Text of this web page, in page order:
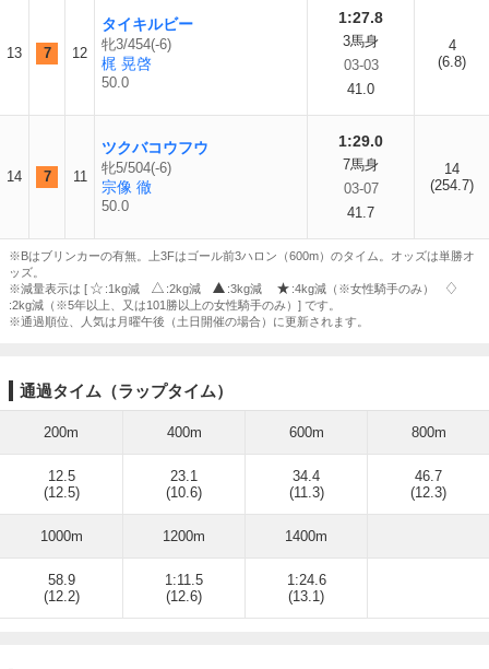
13 7 12
タイキルビー
牝3/454(-6)
梶 晃啓
50.0
1:27.8
3馬身
03-03
41.0
4
(6.8)
14 7 11
ツクバコウフウ
牝5/504(-6)
宗像 徹
50.0
1:29.0
7馬身
03-07
41.7
14
(254.7)
※Bはブリンカーの有無。上3Fはゴール前3ハロン（600m）のタイム。オッズは単勝オ
ッズ。
※減量表示は [
:1kg減 :2kg減 :3kg減
:4kg減（※女性騎手のみ）
:2kg減（※5年以上、又は101勝以上の女性騎手のみ）] です。
※通過順位、人気は月曜午後（土日開催の場合）に更新されます。
通過タイム（ラップタイム）
200m 400m 600m 800m
12.5
(12.5)
23.1
(10.6)
34.4
(11.3)
46.7
(12.3)
1000m 1200m 1400m
58.9
(12.2)
1:11.5
(12.6)
1:24.6
(13.1)